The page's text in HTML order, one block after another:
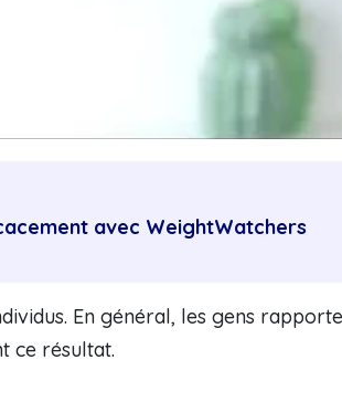
avec WeightWatchers
En général, les gens
ce résultat.